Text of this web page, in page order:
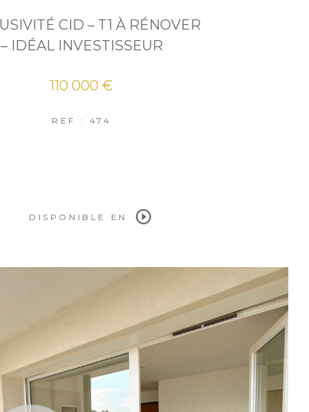
CID – T1 À RÉNOVER
– IDÉAL INVESTISSEUR
110 000 €
REF : 474
DISPONIBLE EN